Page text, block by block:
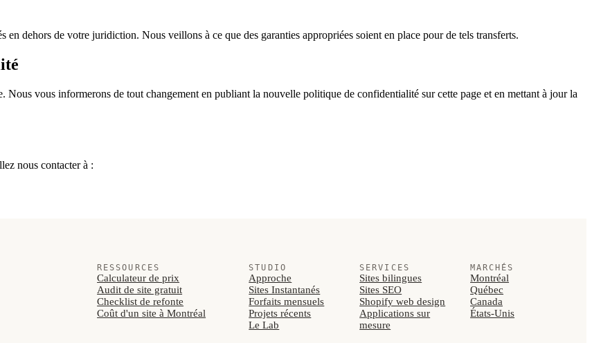
en dehors de votre juridiction. Nous veillons à ce que des garanties appropriées soient en place pour de tels transferts.
vous informerons de tout changement en publiant la nouvelle politique de confidentialité sur cette page et en mettant à jour la
nous contacter à :
RESSOURCES
Calculateur de prix
Audit de site gratuit
Checklist de refonte
Coût d'un site à Montréal
STUDIO
Approche
Sites Instantanés
Forfaits mensuels
Projets récents
Le Lab
SERVICES
Sites bilingues
Sites SEO
Shopify web design
Applications sur
mesure
MARCHÉS
Montréal
Québec
Canada
États-Unis